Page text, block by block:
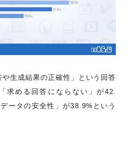
生成結果の正確性」という回答
求める回答にならない」が42.
ータの安全性」が38.9%という